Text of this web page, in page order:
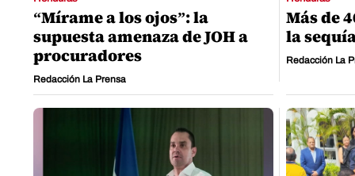
“Mírame a los ojos”: la
supuesta amenaza de JOH a
procuradores
Redacción La Prensa
Más de
la
Redacción La